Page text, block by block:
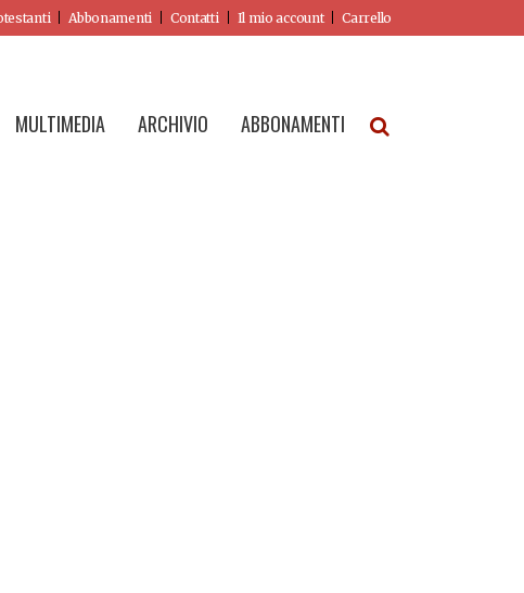
Abbonamenti Contatti Il mio account Carrello
MULTIMEDIA ARCHIVIO ABBONAMENTI